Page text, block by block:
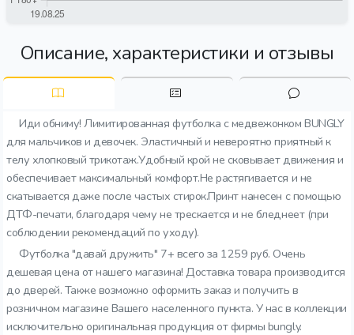
Описание, характеристики и отзывы
Иди обниму! Лимитированная футболка с медвежонком BUNGLY
для мальчиков и девочек. Эластичный и невероятно приятный к
телу хлопковый трикотаж.Удобный крой не сковывает движения и
обеспечивает максимальный комфорт.Не растягивается и не
скатывается даже после частых стирок.Принт нанесен с помощью
ДТФ-печати, благодаря чему не трескается и не бледнеет (при
соблюдении рекомендаций по уходу).
Футболка "давай дружить" 7+ всего за 1259 руб. Очень
дешевая цена от нашего магазина! Доставка товара производится
до дверей. Также возможно оформить заказ и получить в
розничном магазине Вашего населенного пункта. У нас в коллекции
исключительно оригинальная продукция от фирмы bungly.